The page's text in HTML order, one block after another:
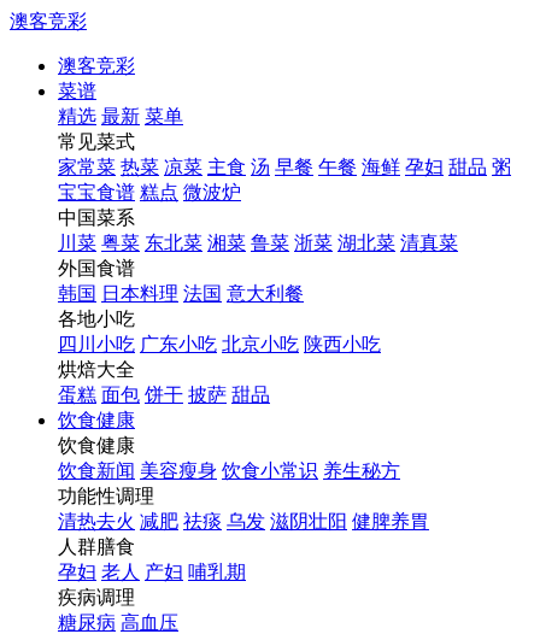
澳客竞彩
澳客竞彩
菜谱
精选 最新 菜单
常见菜式
家常菜 热菜 凉菜 主食 汤 早餐 午餐 海鲜 孕妇 甜品 粥
宝宝食谱 糕点 微波炉
中国菜系
川菜 粤菜 东北菜 湘菜 鲁菜 浙菜 湖北菜 清真菜
外国食谱
韩国 日本料理 法国 意大利餐
各地小吃
四川小吃 广东小吃 北京小吃 陕西小吃
烘焙大全
蛋糕 面包 饼干 披萨 甜品
饮食健康
饮食健康
饮食新闻 美容瘦身 饮食小常识 养生秘方
功能性调理
清热去火 减肥 祛痰 乌发 滋阴壮阳 健脾养胃
人群膳食
孕妇 老人 产妇 哺乳期
疾病调理
糖尿病 高血压